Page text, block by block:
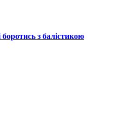
з балістикою